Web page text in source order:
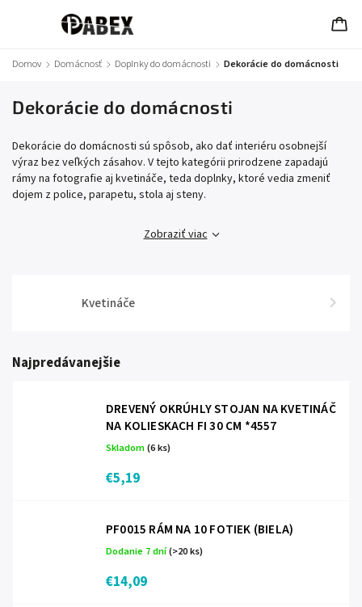
Domov / Domácnosť / Doplnky do domácnosti / Dekorácie do domácnosti
Dekorácie do domácnosti
Dekorácie do domácnosti sú spôsob, ako dať interiéru osobnejší
výraz bez veľkých zásahov. V tejto kategórii prirodzene zapadajú
rámy na fotografie aj kvetináče, teda doplnky, ktoré vedia zmeniť
dojem z police, parapetu, stola aj steny.
Zobraziť viac
Kvetináče
Najpredávanejšie
DREVENÝ OKRÚHLY STOJAN NA KVETINÁČ
NA KOLIESKACH FI 30 CM *4557
Skladom(6 ks)
€5,19
PF0015 RÁM NA 10 FOTIEK (BIELA)
Dodanie 7 dní(>20 ks)
€14,09